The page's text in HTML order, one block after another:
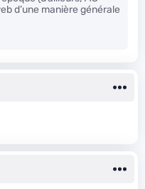
d’une manière générale